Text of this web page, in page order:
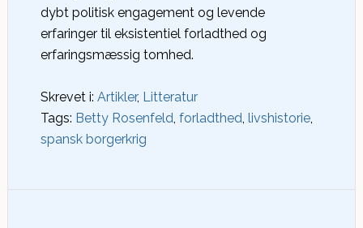
dybt politisk engagement og levende
erfaringer til eksistentiel forladthed og
erfaringsmæssig tomhed.
Skrevet i: Artikler, Litteratur
Tags: Betty Rosenfeld, forladthed, livshistorie,
spansk borgerkrig